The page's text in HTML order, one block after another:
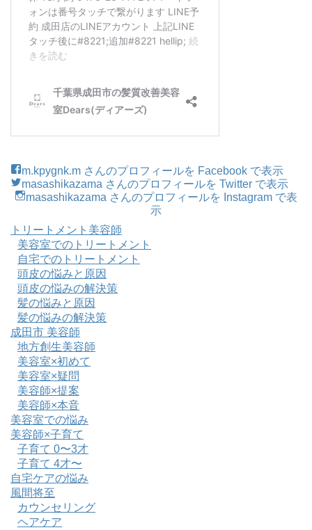
m.kpygnk.m さんのプロフィールを Facebook で表示
masashikazama さんのプロフィールを Twitter で表示
masashikazama さんのプロフィールを Instagram で表
示
トリートメント美容師
美容室でのトリートメント
自宅でのトリートメント
頭皮の悩みと原因
頭皮の悩みの解決策
髪の悩みと原因
髪の悩みの解決策
成田市 美容師
地方創生美容師
美容室×初めて
美容室×疑問
美容師×提案
美容師×本音
美容室での悩み
美容師×子育て
子育て 0〜3才
子育て 4才〜
自宅ケアの悩み
風間将至
カウンセリング
ヘアケア